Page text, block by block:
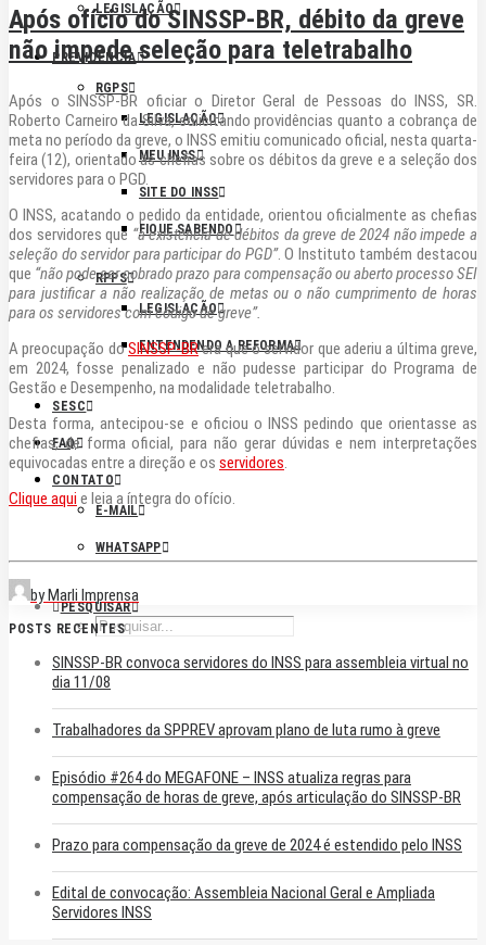
LEGISLAÇÃO
PREVIDÊNCIA
RGPS
LEGISLAÇÃO
MEU INSS
SITE DO INSS
FIQUE SABENDO
RPPS
LEGISLAÇÃO
ENTENDENDO A REFORMA
SESC
FAQ
CONTATO
E-MAIL
WHATSAPP
PESQUISAR
Após ofício do SINSSP-BR, débito da greve
não impede seleção para teletrabalho
Após o SINSSP-BR oficiar o Diretor Geral de Pessoas do INSS, SR.
Roberto Carneiro da Silva, solicitando providências quanto a cobrança de
meta no período da greve, o INSS emitiu comunicado oficial, nesta quarta-
feira (12), orientado as chefias sobre os débitos da greve e a seleção dos
servidores para o PGD.
O INSS, acatando o pedido da entidade, orientou oficialmente as chefias
dos servidores que “a existência de débitos da greve de 2024 não impede a
seleção do servidor para participar do PGD”. O Instituto também destacou
que “não pode ser cobrado prazo para compensação ou aberto processo SEI
para justificar a não realização de metas ou o não cumprimento de horas
para os servidores com código de greve”.
A preocupação doSINSSP-BRera que o servidor que aderiu a última greve,
em 2024, fosse penalizado e não pudesse participar do Programa de
Gestão e Desempenho, na modalidade teletrabalho.
Desta forma, antecipou-se e oficiou o INSS pedindo que orientasse as
chefias, de forma oficial, para não gerar dúvidas e nem interpretações
equivocadas entre a direção e os servidores.
Clique aqui e leia a íntegra do ofício.
by Marli Imprensa
POSTS RECENTES
SINSSP-BR convoca servidores do INSS para assembleia virtual no
dia 11/08
Trabalhadores da SPPREV aprovam plano de luta rumo à greve
Episódio #264 do MEGAFONE – INSS atualiza regras para
compensação de horas de greve, após articulação do SINSSP-BR
Prazo para compensação da greve de 2024 é estendido pelo INSS
Edital de convocação: Assembleia Nacional Geral e Ampliada
Servidores INSS